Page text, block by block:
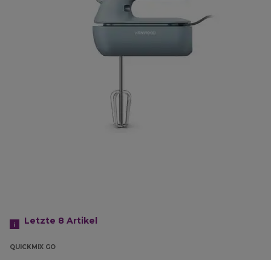
Letzte 8 Artikel
QUICKMIX GO